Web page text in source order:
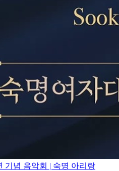
기념 음악회 | 숙명 아리랑